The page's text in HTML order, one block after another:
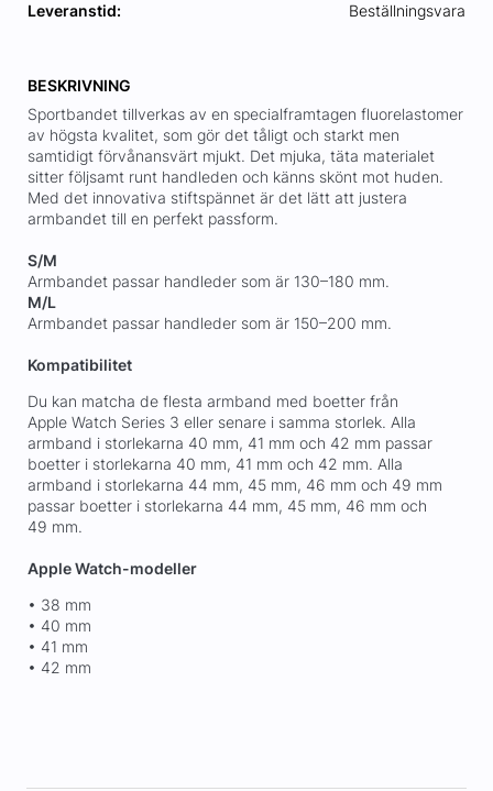
Leveranstid:
Beställningsvara
BESKRIVNING
Sportbandet tillverkas av en specialframtagen fluorelastomer
av högsta kvalitet, som gör det tåligt och starkt men
samtidigt förvånansvärt mjukt. Det mjuka, täta materialet
sitter följsamt runt handleden och känns skönt mot huden.
Med det innovativa stiftspännet är det lätt att justera
armbandet till en perfekt passform.
S/M
Armbandet passar handleder som är 130–180 mm.
M/L
Armbandet passar handleder som är 150–200 mm.
Kompatibilitet
Du kan matcha de flesta armband med boetter från
Apple Watch Series 3 eller senare i samma storlek. Alla
armband i storlekarna 40 mm, 41 mm och 42 mm passar
boetter i storlekarna 40 mm, 41 mm och 42 mm. Alla
armband i storlekarna 44 mm, 45 mm, 46 mm och 49 mm
passar boetter i storlekarna 44 mm, 45 mm, 46 mm och
49 mm.
Apple Watch-modeller
• 38 mm
• 40 mm
• 41 mm
• 42 mm